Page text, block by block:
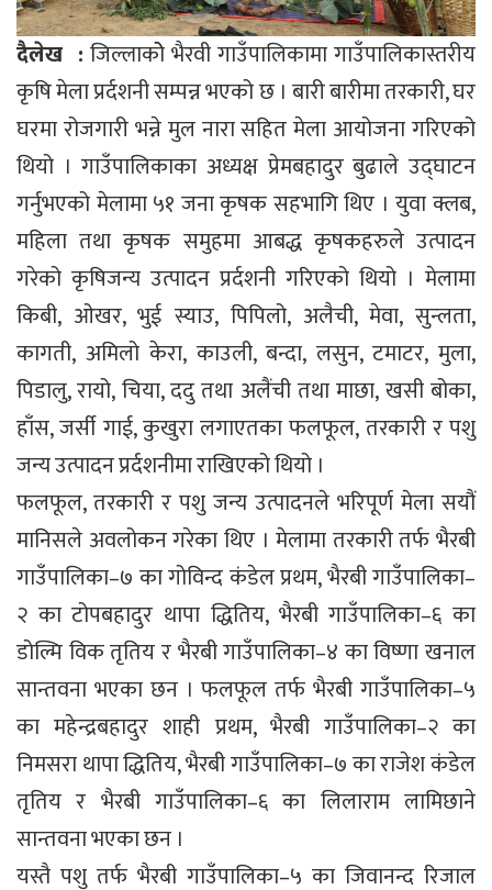
दैलेख : जिल्लाकोे भैरवी गाउँपालिकामा गाउँपालिकास्तरीय
कृषि मेला प्रर्दशनी सम्पन्न भएको छ । बारी बारीमा तरकारी, घर
घरमा रोजगारी भन्ने मुल नारा सहित मेला आयोजना गरिएको
थियो । गाउँपालिकाका अध्यक्ष प्रेमबहादुर बुढाले उद्घाटन
गर्नुभएको मेलामा ५१ जना कृषक सहभागि थिए । युवा क्लब,
महिला तथा कृषक समुहमा आबद्ध कृषकहरुले उत्पादन
गरेको कृषिजन्य उत्पादन प्रर्दशनी गरिएको थियो । मेलामा
किबी, ओखर, भुई स्याउ, पिपिलो, अलैची, मेवा, सुन्लता,
कागती, अमिलो केरा, काउली, बन्दा, लसुन, टमाटर, मुला,
पिडालु, रायो, चिया, ददु तथा अलैंची तथा माछा, खसी बोका,
हाँस, जर्सी गाई, कुखुरा लगाएतका फलफूल, तरकारी र पशु
जन्य उत्पादन प्रर्दशनीमा राखिएको थियो ।
फलफूल, तरकारी र पशु जन्य उत्पादनले भरिपूर्ण मेला सयौं
मानिसले अवलोकन गरेका थिए । मेलामा तरकारी तर्फ भैरबी
गाउँपालिका–७ का गोविन्द कंडेल प्रथम, भैरबी गाउँपालिका–
२ का टोपबहादुर थापा द्धितिय, भैरबी गाउँपालिका–६ का
डोल्मि विक तृतिय र भैरबी गाउँपालिका–४ का विष्णा खनाल
सान्तवना भएका छन । फलफूल तर्फ भैरबी गाउँपालिका–५
का महेन्द्रबहादुर शाही प्रथम, भैरबी गाउँपालिका–२ का
निमसरा थापा द्धितिय, भैरबी गाउँपालिका–७ का राजेश कंडेल
तृतिय र भैरबी गाउँपालिका–६ का लिलाराम लामिछाने
सान्तवना भएका छन ।
यस्तै पशु तर्फ भैरबी गाउँपालिका–५ का जिवानन्द रिजाल